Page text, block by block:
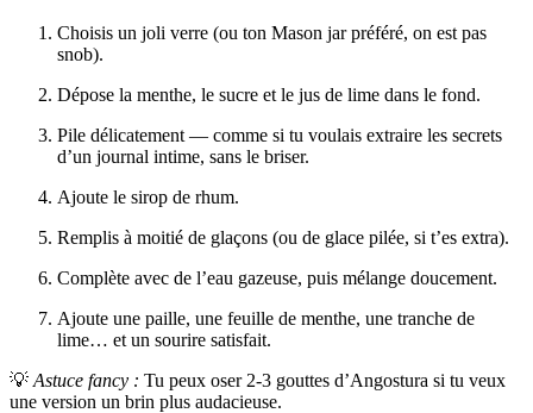
Choisis un joli verre (ou ton Mason jar préféré, on est pas
snob).
Dépose la menthe, le sucre et le jus de lime dans le fond.
Pile délicatement — comme si tu voulais extraire les secrets
d’un journal intime, sans le briser.
Ajoute le sirop de rhum.
Remplis à moitié de glaçons (ou de glace pilée, si t’es extra).
Complète avec de l’eau gazeuse, puis mélange doucement.
Ajoute une paille, une feuille de menthe, une tranche de
lime… et un sourire satisfait.
💡 Astuce fancy : Tu peux oser 2-3 gouttes d’Angostura si tu veux
une version un brin plus audacieuse.